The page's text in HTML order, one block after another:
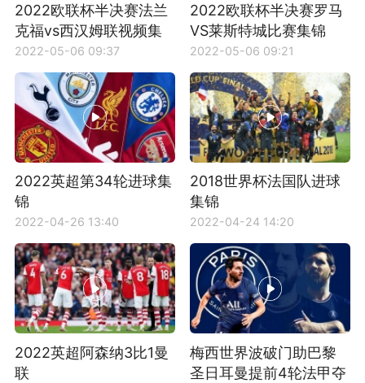
2022欧联杯半决赛法兰
克福vs西汉姆联视频集
锦
2022-05-06 09:37
2022欧联杯半决赛罗马
VS莱斯特城比赛集锦
2022-05-06 09:21
2022英超第34轮进球集
锦
2022-04-26 13:40
2018世界杯法国队进球
集锦
2022-04-24 14:20
2022英超阿森纳3比1曼
联
梅西世界波破门助巴黎
圣日耳曼提前4轮法甲夺